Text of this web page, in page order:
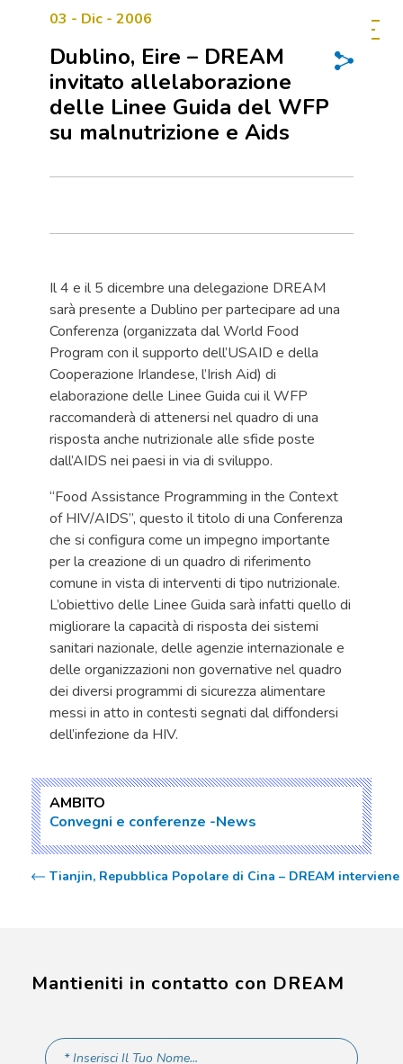
03 - Dic - 2006
Dublino, Eire – DREAM
invitato allelaborazione
delle Linee Guida del WFP
su malnutrizione e Aids
Il 4 e il 5 dicembre una delegazione DREAM
sarà presente a Dublino per partecipare ad una
Conferenza (organizzata dal World Food
Program con il supporto dell’USAID e della
Cooperazione Irlandese, l’Irish Aid) di
elaborazione delle Linee Guida cui il WFP
raccomanderà di attenersi nel quadro di una
risposta anche nutrizionale alle sfide poste
dall’AIDS nei paesi in via di sviluppo.
“Food Assistance Programming in the Context
of HIV/AIDS”, questo il titolo di una Conferenza
che si configura come un impegno importante
per la creazione di un quadro di riferimento
comune in vista di interventi di tipo nutrizionale.
L’obiettivo delle Linee Guida sarà infatti quello di
migliorare la capacità di risposta dei sistemi
sanitari nazionale, delle agenzie internazionale e
delle organizzazioni non governative nel quadro
dei diversi programmi di sicurezza alimentare
messi in atto in contesti segnati dal diffondersi
dell’infezione da HIV.
AMBITO
Convegni e conferenze News
Tianjin, Repubblica Popolare di Cina – DREAM
Mantieniti in contatto con DREAM